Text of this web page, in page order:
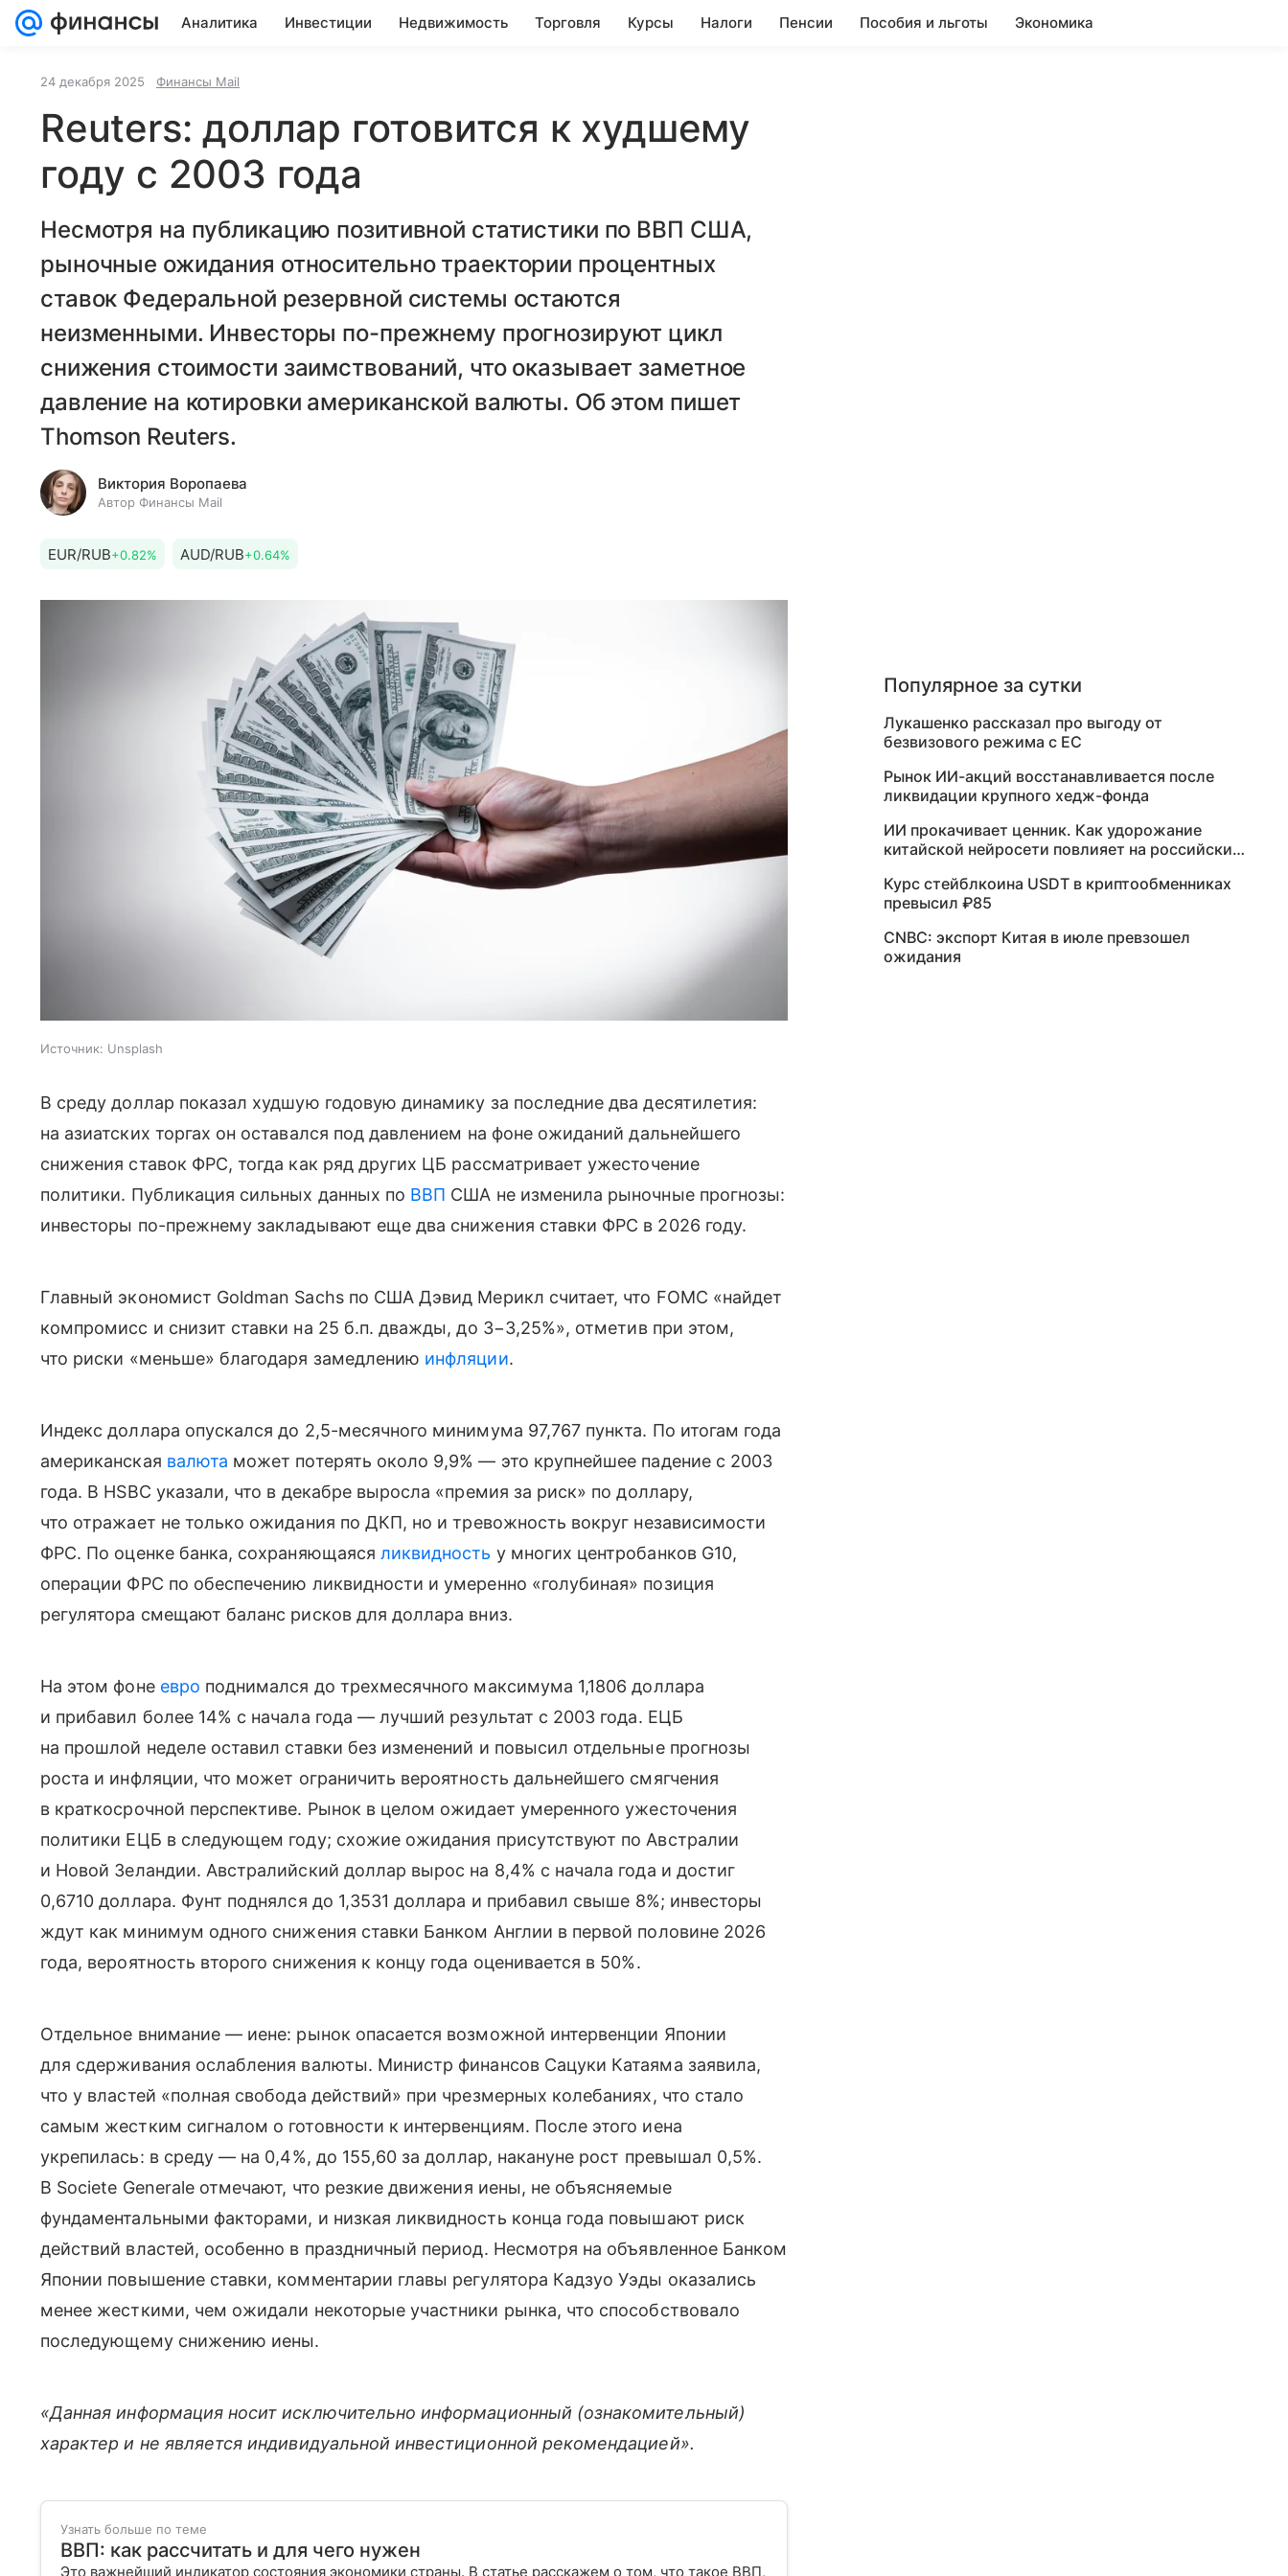
Аналитика Инвестиции Недвижимость Торговля Курсы Налоги Пенсии Пособия и льготы Экономика
24 декабря 2025 Финансы Mail
Reuters: доллар готовится к худшему
году с 2003 года
Несмотря на публикацию позитивной статистики по ВВП США,
рыночные ожидания относительно траектории процентных
ставок Федеральной резервной системы остаются
неизменными. Инвесторы по-прежнему прогнозируют цикл
снижения стоимости заимствований, что оказывает заметное
давление на котировки американской валюты. Об этом пишет
Thomson Reuters.
Виктория Воропаева
Автор Финансы Mail
EUR/RUB+0.82% AUD/RUB+0.64%
Источник: Unsplash
В среду доллар показал худшую годовую динамику за последние два десятилетия:
на азиатских торгах он оставался под давлением на фоне ожиданий дальнейшего
снижения ставок ФРС, тогда как ряд других ЦБ рассматривает ужесточение
политики. Публикация сильных данных по ВВП США не изменила рыночные прогнозы:
инвесторы по-прежнему закладывают еще два снижения ставки ФРС в 2026 году.
Главный экономист Goldman Sachs по США Дэвид Мерикл считает, что FOMC «найдет
компромисс и снизит ставки на 25 б.п. дважды, до 3−3,25%», отметив при этом,
что риски «меньше» благодаря замедлению инфляции.
Индекс доллара опускался до 2,5-месячного минимума 97,767 пункта. По итогам года
американская валюта может потерять около 9,9% — это крупнейшее падение с 2003
года. В HSBC указали, что в декабре выросла «премия за риск» по доллару,
что отражает не только ожидания по ДКП, но и тревожность вокруг независимости
ФРС. По оценке банка, сохраняющаяся ликвидность у многих центробанков G10,
операции ФРС по обеспечению ликвидности и умеренно «голубиная» позиция
регулятора смещают баланс рисков для доллара вниз.
На этом фоне евро поднимался до трехмесячного максимума 1,1806 доллара
и прибавил более 14% с начала года — лучший результат с 2003 года. ЕЦБ
на прошлой неделе оставил ставки без изменений и повысил отдельные прогнозы
роста и инфляции, что может ограничить вероятность дальнейшего смягчения
в краткосрочной перспективе. Рынок в целом ожидает умеренного ужесточения
политики ЕЦБ в следующем году; схожие ожидания присутствуют по Австралии
и Новой Зеландии. Австралийский доллар вырос на 8,4% с начала года и достиг
0,6710 доллара. Фунт поднялся до 1,3531 доллара и прибавил свыше 8%; инвесторы
ждут как минимум одного снижения ставки Банком Англии в первой половине 2026
года, вероятность второго снижения к концу года оценивается в 50%.
Отдельное внимание — иене: рынок опасается возможной интервенции Японии
для сдерживания ослабления валюты. Министр финансов Сацуки Катаяма заявила,
что у властей «полная свобода действий» при чрезмерных колебаниях, что стало
самым жестким сигналом о готовности к интервенциям. После этого иена
укрепилась: в среду — на 0,4%, до 155,60 за доллар, накануне рост превышал 0,5%.
В Societe Generale отмечают, что резкие движения иены, не объясняемые
фундаментальными факторами, и низкая ликвидность конца года повышают риск
действий властей, особенно в праздничный период. Несмотря на объявленное Банком
Японии повышение ставки, комментарии главы регулятора Кадзуо Уэды оказались
менее жесткими, чем ожидали некоторые участники рынка, что способствовало
последующему снижению иены.
«Данная информация носит исключительно информационный (ознакомительный)
характер и не является индивидуальной инвестиционной рекомендацией».
Узнать больше по теме
ВВП: как рассчитать и для чего нужен
Это важнейший индикатор состояния экономики страны. В статье расскажем о том, что такое ВВП,
Популярное за сутки
Лукашенко рассказал про выгоду от
безвизового режима с ЕС
Рынок ИИ-акций восстанавливается после
ликвидации крупного хедж-фонда
ИИ прокачивает ценник. Как удорожание
китайской нейросети повлияет на российский
Курс стейблкоина USDT в криптообменниках
превысил ₽85
CNBC: экспорт Китая в июле превзошел
ожидания